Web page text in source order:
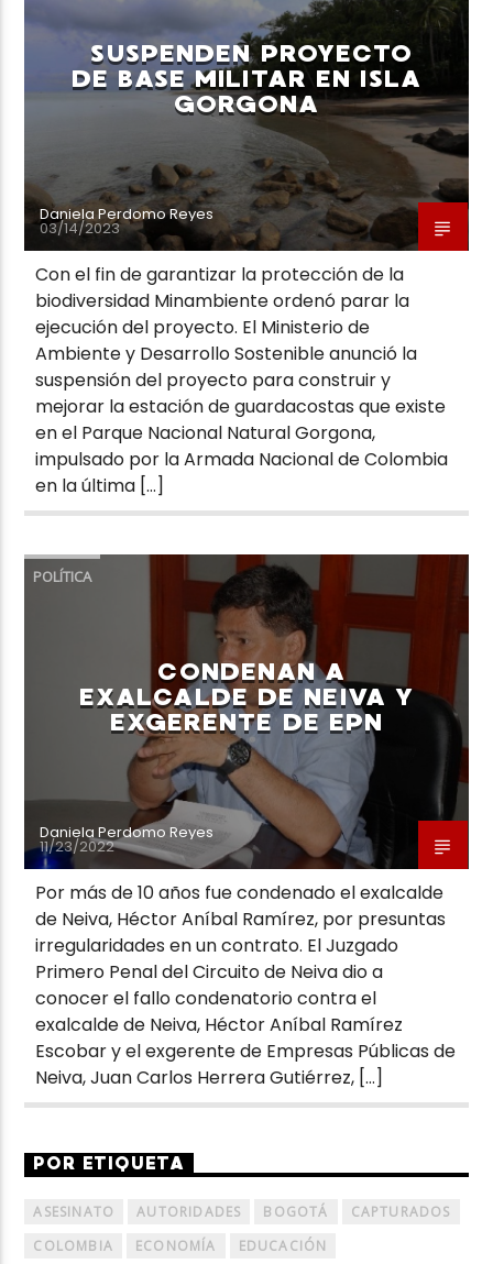
SUSPENDEN PROYECTO
DE BASE MILITAR EN ISLA
GORGONA
Daniela Perdomo Reyes
03/14/2023
Con el fin de garantizar la protección de la
biodiversidad Minambiente ordenó parar la
ejecución del proyecto. El Ministerio de
Ambiente y Desarrollo Sostenible anunció la
suspensión del proyecto para construir y
mejorar la estación de guardacostas que existe
en el Parque Nacional Natural Gorgona,
impulsado por la Armada Nacional de Colombia
en la última […]
POLÍTICA
CONDENAN A
EXALCALDE DE NEIVA Y
EXGERENTE DE EPN
Daniela Perdomo Reyes
11/23/2022
Por más de 10 años fue condenado el exalcalde
de Neiva, Héctor Aníbal Ramírez, por presuntas
irregularidades en un contrato. El Juzgado
Primero Penal del Circuito de Neiva dio a
conocer el fallo condenatorio contra el
exalcalde de Neiva, Héctor Aníbal Ramírez
Escobar y el exgerente de Empresas Públicas de
Neiva, Juan Carlos Herrera Gutiérrez, […]
POR ETIQUETA
ASESINATO AUTORIDADES BOGOTÁ
CAPTURADOS
COLOMBIA
ECONOMÍA
EDUCACIÓN